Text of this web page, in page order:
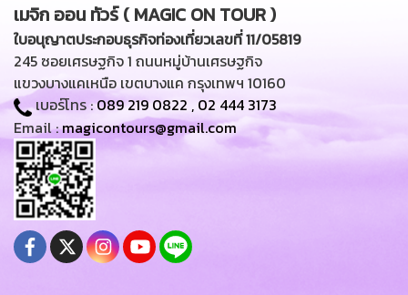
เมจิก ออน ทัวร์ ( MAGIC ON TOUR )
ใบอนุญาตประกอบธุรกิจท่องเที่ยวเลขที่ 11/05819
245 ซอยเศรษฐกิจ 1 ถนนหมู่บ้านเศรษฐกิจ
แขวงบางแคเหนือ เขตบางแค กรุงเทพฯ 10160
เบอร์โทร :089 219 0822 , 02 444 3173
Email :magicontours@gmail.com